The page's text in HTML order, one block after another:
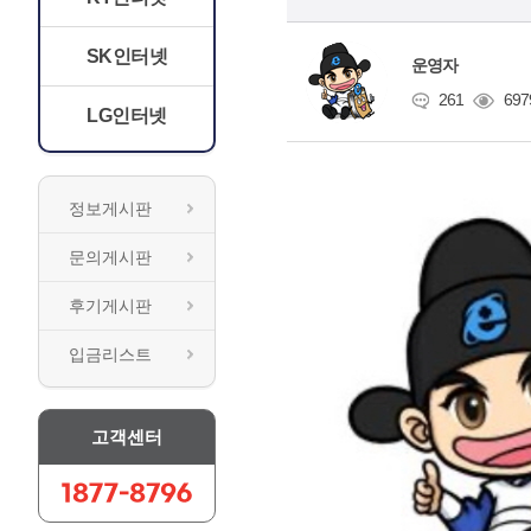
SK인터넷
LG인터넷
정보게시판
문의게시판
후기게시판
입금리스트
고객센터
운영자
261